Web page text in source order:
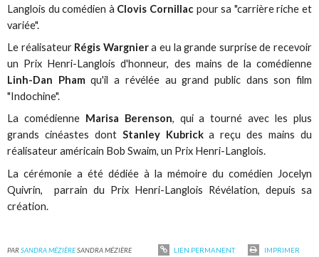
Langlois du comédien à Clovis Cornillac pour sa "carrière riche et
variée".
Le réalisateur Régis Wargniera eu la grande surprise de recevoir
un Prix Henri-Langlois d'honneur, des mains de la comédienne
Linh-Dan Phamqu'il a révélée au grand public dans son film
"Indochine".
La comédienne Marisa Berenson, qui a tourné avec les plus
grands cinéastes dont Stanley Kubricka reçu des mains du
réalisateur américain Bob Swaim, un Prix Henri-Langlois.
La cérémonie a été dédiée à la mémoire du comédien Jocelyn
Quivrin, parrain du Prix Henri-Langlois Révélation, depuis sa
création.
PARSANDRA MÉZIÈRESANDRA MÉZIÈRE LIEN PERMANENT
IMPRIMER